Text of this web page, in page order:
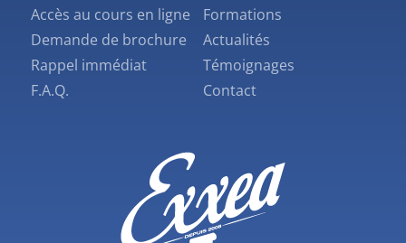
Accès au cours en ligne
Demande de brochure
Rappel immédiat
F.A.Q.
Formations
Actualités
Témoignages
Contact